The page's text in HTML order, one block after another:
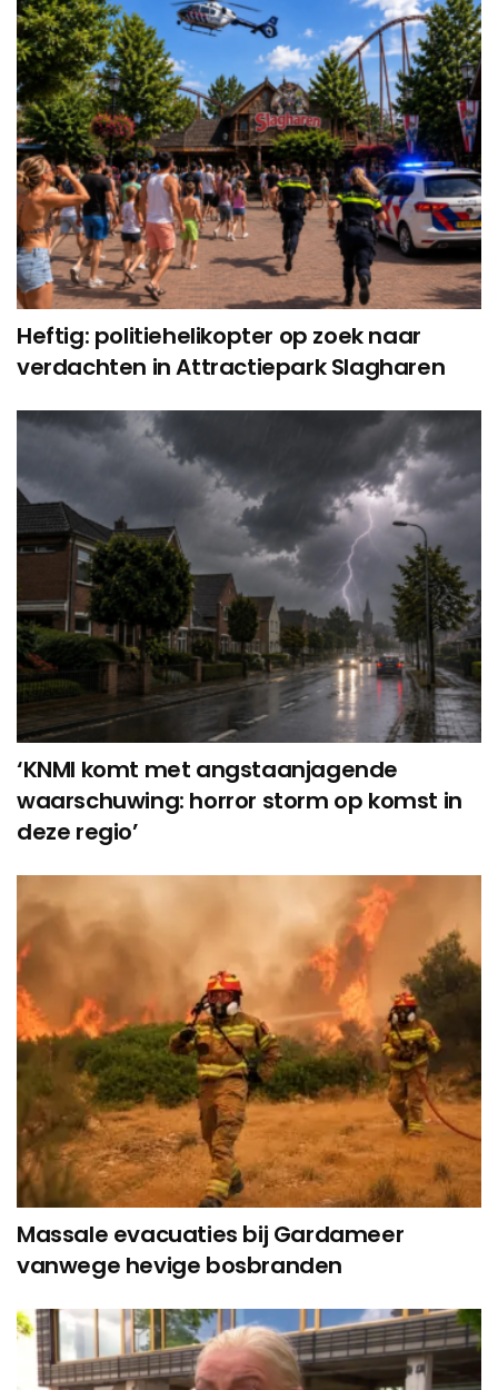
Heftig: politiehelikopter op zoek naar
verdachten in Attractiepark Slagharen
‘KNMI komt met angstaanjagende
waarschuwing: horror storm op komst in
deze regio’
Massale evacuaties bij Gardameer
vanwege hevige bosbranden